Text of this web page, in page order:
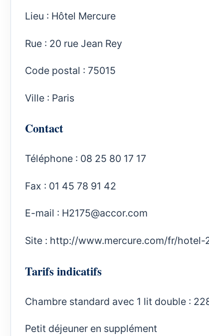
Lieu : Hôtel Mercure
Rue : 20 rue Jean Rey
Code postal : 75015
Ville : Paris
Contact
Téléphone : 08 25 80 17 17
Fax : 01 45 78 91 42
E-mail : H2175@accor.com
Site : http://www.mercure.com/fr/
Tarifs indicatifs
Chambre standard avec 1 lit double :
Petit déjeuner en supplément